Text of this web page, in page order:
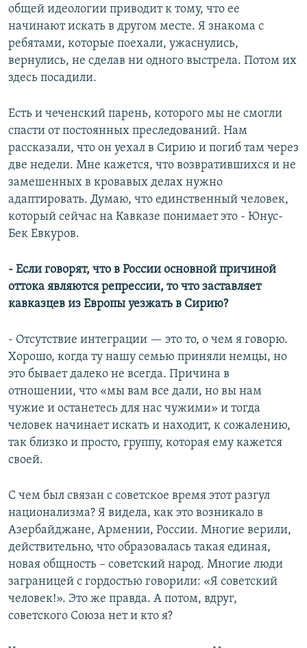
общей идеологии приводит к тому, что ее
начинают искать в другом месте. Я знакома с
ребятами, которые поехали, ужаснулись,
вернулись, не сделав ни одного выстрела. Потом их
здесь посадили.
Есть и чеченский парень, которого мы не смогли
спасти от постоянных преследований. Нам
рассказали, что он уехал в Сирию и погиб там через
две недели. Мне кажется, что возвратившихся и не
замешенных в кровавых делах нужно
адаптировать. Думаю, что единственный человек,
который сейчас на Кавказе понимает это - Юнус-
Бек Евкуров.
- Если говорят, что в России основной причиной
оттока являются репрессии, то что заставляет
кавказцев из Европы уезжать в Сирию?
- Отсутствие интеграции — это то, о чем я говорю.
Хорошо, когда ту нашу семью приняли немцы, но
это бывает далеко не всегда. Причина в
отношении, что «мы вам все дали, но вы нам
чужие и останетесь для нас чужими» и тогда
человек начинает искать и находит, к сожалению,
так близко и просто, группу, которая ему кажется
своей.
С чем был связан с советское время этот разгул
национализма? Я видела, как это возникало в
Азербайджане, Армении, России. Многие верили,
действительно, что образовалась такая единая,
новая общность – советский народ. Многие люди
заграницей с гордостью говорили: «Я советский
человек!». Это же правда. А потом, вдруг,
советского Союза нет и кто я?